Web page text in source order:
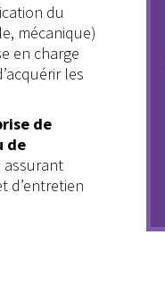
du
mécanique)
en charge
les
de
de
assurant
d’entretien